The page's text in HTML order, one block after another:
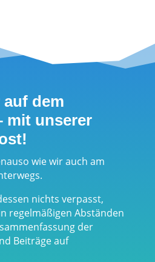
dem
mit unserer
wie wir auch am
nichts verpasst,
regelmäßigen Abständen
der
Beiträge auf